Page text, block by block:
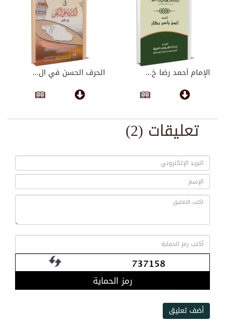
الإمام أحمد رضا خ... الحرف الحسن في ال...
تعليقات (2)
رمز الحماية
أضف تعليق